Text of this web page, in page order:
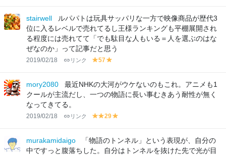
lo
w
lo
w
lo
w
lo
w
stairwell
ルパパトは玩具サッパリな一方で映像商品が歴代3
位に入るレベルで売れてるし王様ランキングも平棚展開され
る程度には売れてて「でも駄目な人もいる＝人を選ぶのはな
ぜなのか」って記事だと思う
2019/02/18 リンク
y
lo
w
57
lo
w
mory2080
最近NHKの大河がウケないのもこれ。アニメも1
クールが主流だし、一つの物語に長い事むきあう耐性が無く
なってきてる。
2019/02/18 リンク
y
lo
w
y
lo
29
lo
w
murakamidaigo
「物語のトンネル」という表現が、自分の
中ですっと腹落ちした。自分はトンネルを抜けた先で光が目